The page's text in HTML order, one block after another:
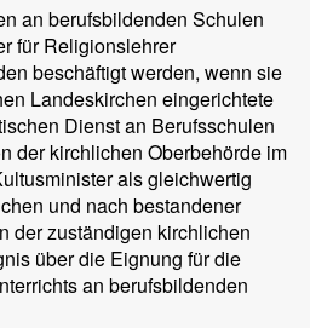
an berufsbildenden Schulen
für Religionslehrer
beschäftigt werden, wenn sie
Landeskirchen eingerichtete
Dienst an Berufsschulen
der kirchlichen Oberbehörde im
als gleichwertig
und nach bestandener
der zuständigen kirchlichen
über die Eignung für die
an berufsbildenden